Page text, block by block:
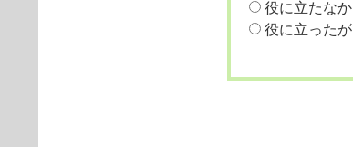
役に立たな
役に立った